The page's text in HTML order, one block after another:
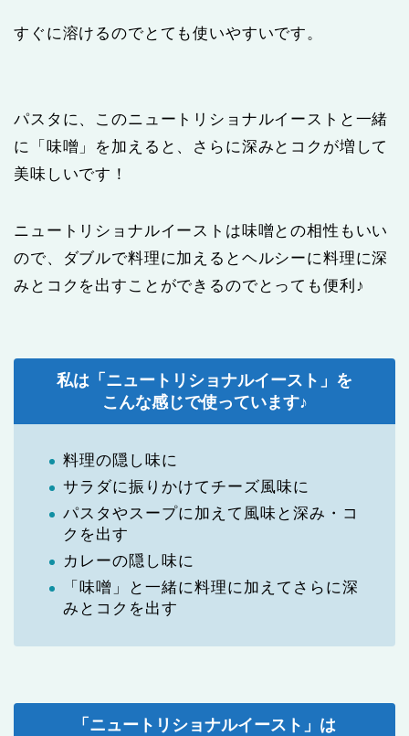
すぐに溶けるのでとても使いやすいです。
パスタに、このニュートリショナルイーストと一緒
に「味噌」を加えると、さらに深みとコクが増して
美味しいです！
ニュートリショナルイーストは味噌との相性もいい
ので、ダブルで料理に加えるとヘルシーに料理に深
みとコクを出すことができるのでとっても便利♪
私は「ニュートリショナルイースト」を
こんな感じで使っています♪
料理の隠し味に
サラダに振りかけてチーズ風味に
パスタやスープに加えて風味と深み・コ
クを出す
カレーの隠し味に
「味噌」と一緒に料理に加えてさらに深
みとコクを出す
「ニュートリショナルイースト」は